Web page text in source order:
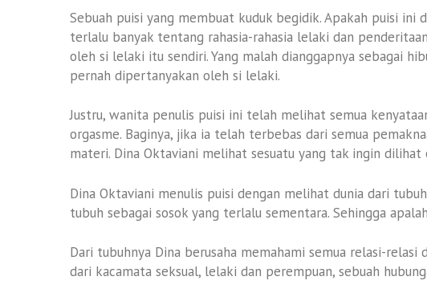
Sebuah puisi yang membuat kuduk begidik. Apakah puisi
terlalu banyak tentang rahasia-rahasia lelaki dan
oleh si lelaki itu sendiri. Yang malah dianggapnya sebagai
pernah dipertanyakan oleh si lelaki.
Justru, wanita penulis puisi ini telah melihat semua
orgasme. Baginya, jika ia telah terbebas dari semua
materi. Dina Oktaviani melihat sesuatu yang tak ingin
Dina Oktaviani menulis puisi dengan melihat dunia dari
tubuh sebagai sosok yang terlalu sementara. Sehingga
Dari tubuhnya Dina berusaha memahami semua relasi-relasi
dari kacamata seksual, lelaki dan perempuan, sebuah